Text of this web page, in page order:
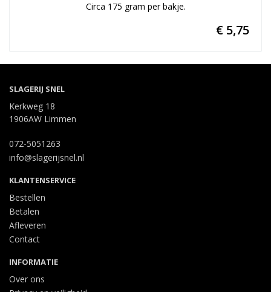
Circa 175 gram per bakje.
€ 5,75
SLAGERIJ SNEL
Kerkweg 18
1906AW Limmen
072-5051263
info@slagerijsnel.nl
KLANTENSERVICE
Bestellen
Betalen
Afleveren
Contact
INFORMATIE
Over ons